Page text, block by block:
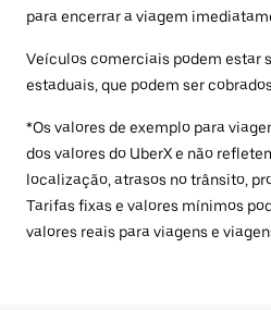
para encerrar a viagem
Veículos comerciais podem estar
estaduais, que podem ser
*Os valores de exemplo para
dos valores do UberX e não
localização, atrasos no trânsito,
Tarifas fixas e valores mínimos
valores reais para viagens e